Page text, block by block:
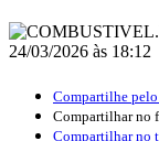
24/03/2026 às 18:12
Compartilhe pelo
Compartilhar no
Compartilhar no